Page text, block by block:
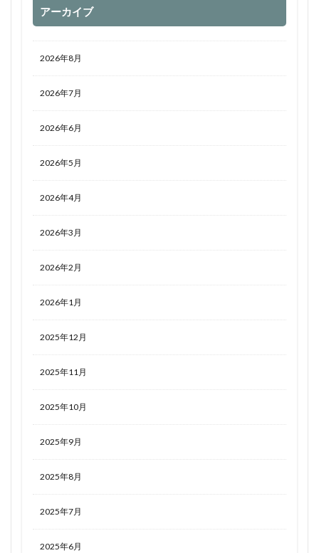
アーカイブ
2026年8月
2026年7月
2026年6月
2026年5月
2026年4月
2026年3月
2026年2月
2026年1月
2025年12月
2025年11月
2025年10月
2025年9月
2025年8月
2025年7月
2025年6月